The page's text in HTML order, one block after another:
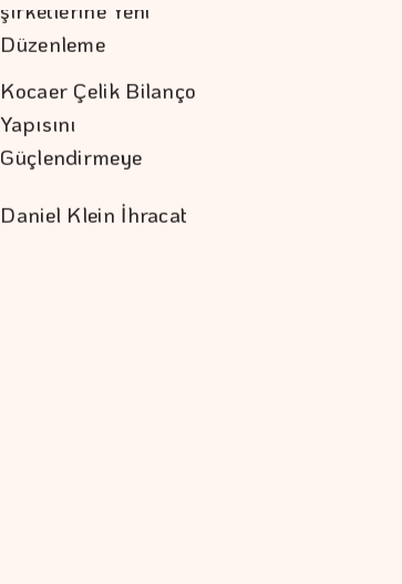
Kocaer Çelik Bilanço
Güçlendirmeye
Devam Etti
Daniel Klein İhracat